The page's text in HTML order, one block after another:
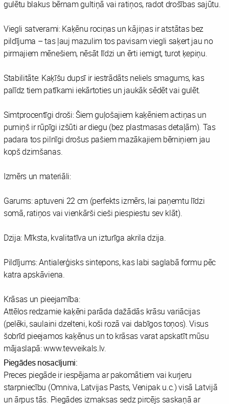
gulētu blakus bērnam gultiņā vai ratiņos, radot drošības sajūtu.
Viegli satverami: Kaķēnu rociņas un kājiņas ir atstātas bez
pildījuma – tas ļauj mazulim tos pavisam viegli saķert jau no
pirmajiem mēnešiem, nēsāt līdzi un ērti iemigt, turot ķepiņu.
Stabilitāte: Kaķīšu dupsī ir iestrādāts neliels smagums, kas
palīdz tiem patīkami iekārtoties un jaukāk sēdēt vai gulēt.
Simtprocentīgi droši: Šiem guļošajiem kaķēniem actiņas un
purniņš ir rūpīgi izšūti ar diegu (bez plastmasas detaļām). Tas
padara tos pilnīgi drošus pašiem mazākajiem bērniņiem jau
kopš dzimšanas.
Izmērs un materiāli:
Garums: aptuveni 22 cm (perfekts izmērs, lai paņemtu līdzi
somā, ratiņos vai vienkārši cieši piespiestu sev klāt).
Dzija: Mīksta, kvalitatīva un izturīga akrila dzija.
Pildījums: Antialerģisks sintepons, kas labi saglabā formu pēc
katra apskāviena.
Krāsas un pieejamība:
Attēlos redzamie kaķēni parāda dažādās krāsu variācijas
(pelēki, saulaini dzelteni, koši rozā vai dabīgos toņos). Visus
šobrīd pieejamos kaķēnus un to krāsas varat apskatīt mūsu
mājaslapā: www.tevveikals.lv.
Piegādes nosacījumi:
Preces piegāde ir iespējama ar pakomātiem vai kurjeru
starpniecību (Omniva, Latvijas Pasts, Venipak u.c.) visā Latvijā
un ārpus tās. Piegādes izmaksas sedz pircējs saskaņā ar